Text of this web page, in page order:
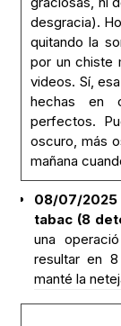
desgracia).
quitando la
por un chiste
videos. Sí,
hechas en
perfectos.
oscuro, más
mañana
08/07/
tabac (8
una
resultar en
manté la